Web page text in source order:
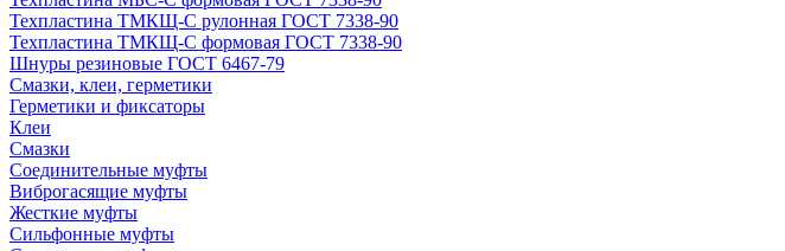
Техпластина ТМКЩ-С рулонная ГОСТ 7338-90
Техпластина ТМКЩ-С формовая ГОСТ 7338-90
Шнуры резиновые ГОСТ 6467-79
Смазки, клеи, герметики
Герметики и фиксаторы
Клеи
Смазки
Соединительные муфты
Виброгасящие муфты
Жесткие муфты
Сильфонные муфты